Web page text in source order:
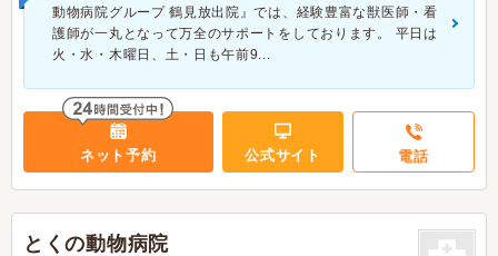
動物病院グループ 鶴見放出院』では、経験豊富な獣医師・看
護師が一丸となって万全のサポートをしております。 平日は
火・水・木曜日、土・日も午前9...
ネット予約 公式サイト 電話
とくの動物病院